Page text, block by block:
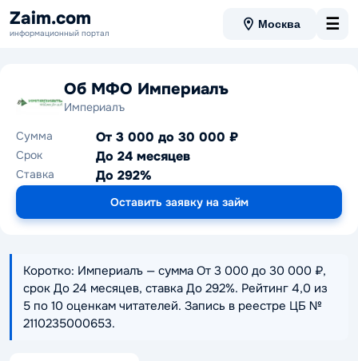
Zaim.com
информационный портал
Москва ☰
Об МФО Империалъ
Империалъ
Сумма
От 3 000 до 30 000 ₽
Срок До 24 месяцев
Ставка До 292%
Оставить заявку на займ
Коротко: Империалъ — сумма От 3 000 до 30 000 ₽,
срок До 24 месяцев, ставка До 292%. Рейтинг 4,0 из
5 по 10 оценкам читателей. Запись в реестре ЦБ №
2110235000653.